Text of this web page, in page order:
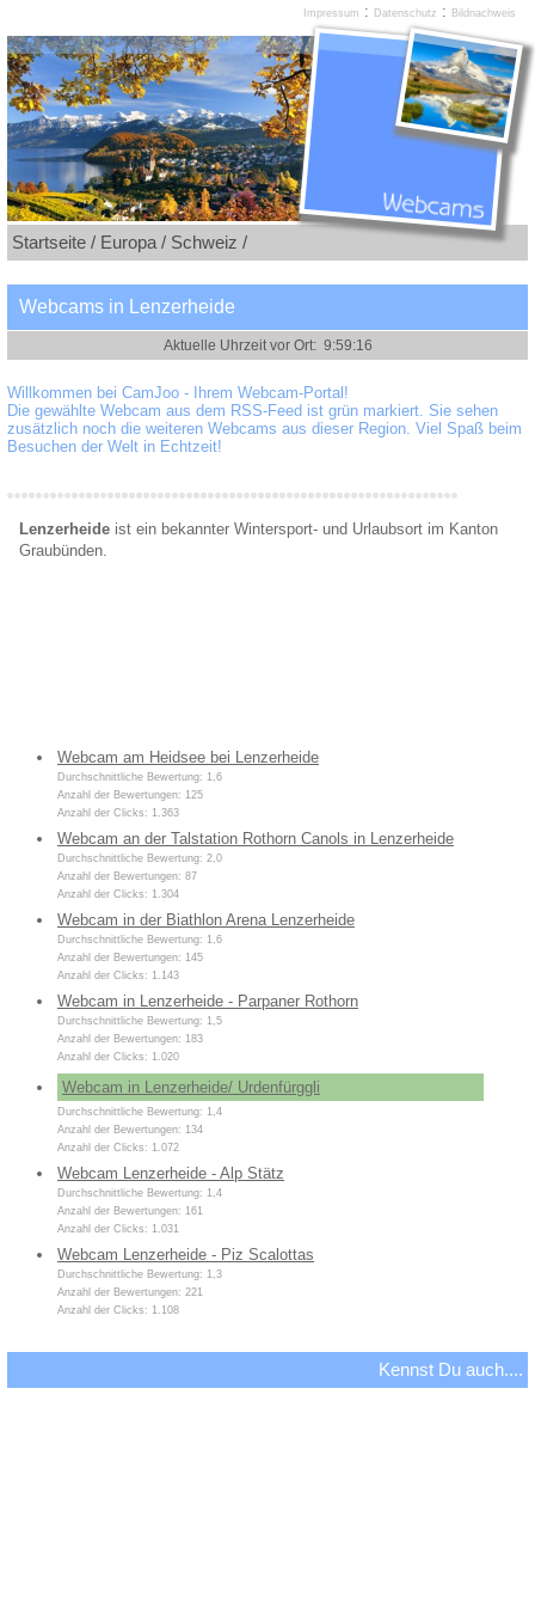
Startseite / Europa / Schweiz /
Webcams in Lenzerheide
Willkommen bei CamJoo - Ihrem Webcam-Portal!
Die gewählte Webcam aus dem RSS-Feed ist grün markiert. Sie sehen
zusätzlich noch die weiteren Webcams aus dieser Region. Viel Spaß beim
Besuchen der Welt in Echtzeit!
Lenzerheide ist ein bekannter Wintersport- und Urlaubsort im Kanton
Graubünden.
Webcam am Heidsee bei Lenzerheide
Durchschnittliche Bewertung: 1,6
Anzahl der Bewertungen: 125
Anzahl der Clicks: 1.363
Webcam an der Talstation Rothorn Canols in Lenzerheide
Durchschnittliche Bewertung: 2,0
Anzahl der Bewertungen: 87
Anzahl der Clicks: 1.304
Webcam in der Biathlon Arena Lenzerheide
Durchschnittliche Bewertung: 1,6
Anzahl der Bewertungen: 145
Anzahl der Clicks: 1.143
Webcam in Lenzerheide - Parpaner Rothorn
Durchschnittliche Bewertung: 1,5
Anzahl der Bewertungen: 183
Anzahl der Clicks: 1.020
Webcam in Lenzerheide/ Urdenfürggli
Durchschnittliche Bewertung: 1,4
Anzahl der Bewertungen: 134
Anzahl der Clicks: 1.072
Webcam Lenzerheide - Alp Stätz
Durchschnittliche Bewertung: 1,4
Anzahl der Bewertungen: 161
Anzahl der Clicks: 1.031
Webcam Lenzerheide - Piz Scalottas
Durchschnittliche Bewertung: 1,3
Anzahl der Bewertungen: 221
Anzahl der Clicks: 1.108
Kennst Du auch....
Impressum : Datenschutz : Bildnachweis